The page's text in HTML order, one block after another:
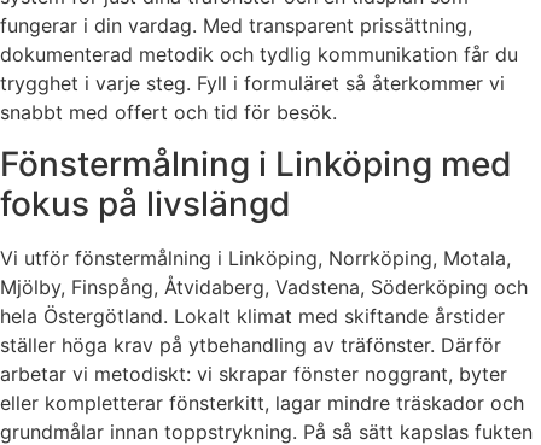
fungerar i din vardag. Med transparent prissättning,
dokumenterad metodik och tydlig kommunikation får du
trygghet i varje steg. Fyll i formuläret så återkommer vi
snabbt med offert och tid för besök.
Fönstermålning i Linköping med
fokus på livslängd
Vi utför fönstermålning i Linköping, Norrköping, Motala,
Mjölby, Finspång, Åtvidaberg, Vadstena, Söderköping och
hela Östergötland. Lokalt klimat med skiftande årstider
ställer höga krav på ytbehandling av träfönster. Därför
arbetar vi metodiskt: vi skrapar fönster noggrant, byter
eller kompletterar fönsterkitt, lagar mindre träskador och
grundmålar innan toppstrykning. På så sätt kapslas fukten